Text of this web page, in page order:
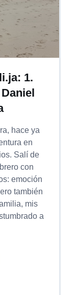
1.
hace ya
en
Salí de
con
emoción
también
mis
a